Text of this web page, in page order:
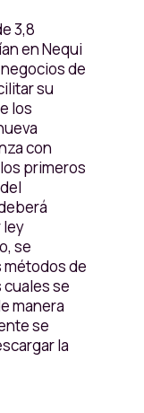
3,8
en Nequi
de
su
los
con
primeros
ley
se
métodos de
se
manera
se
la